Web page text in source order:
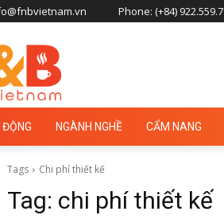
Phone: (+84)
ĐỘNG NGÀNH NGHỀ CẨM NANG
Tags Chi phí thiết kế
Tag: chi phí thiết kế